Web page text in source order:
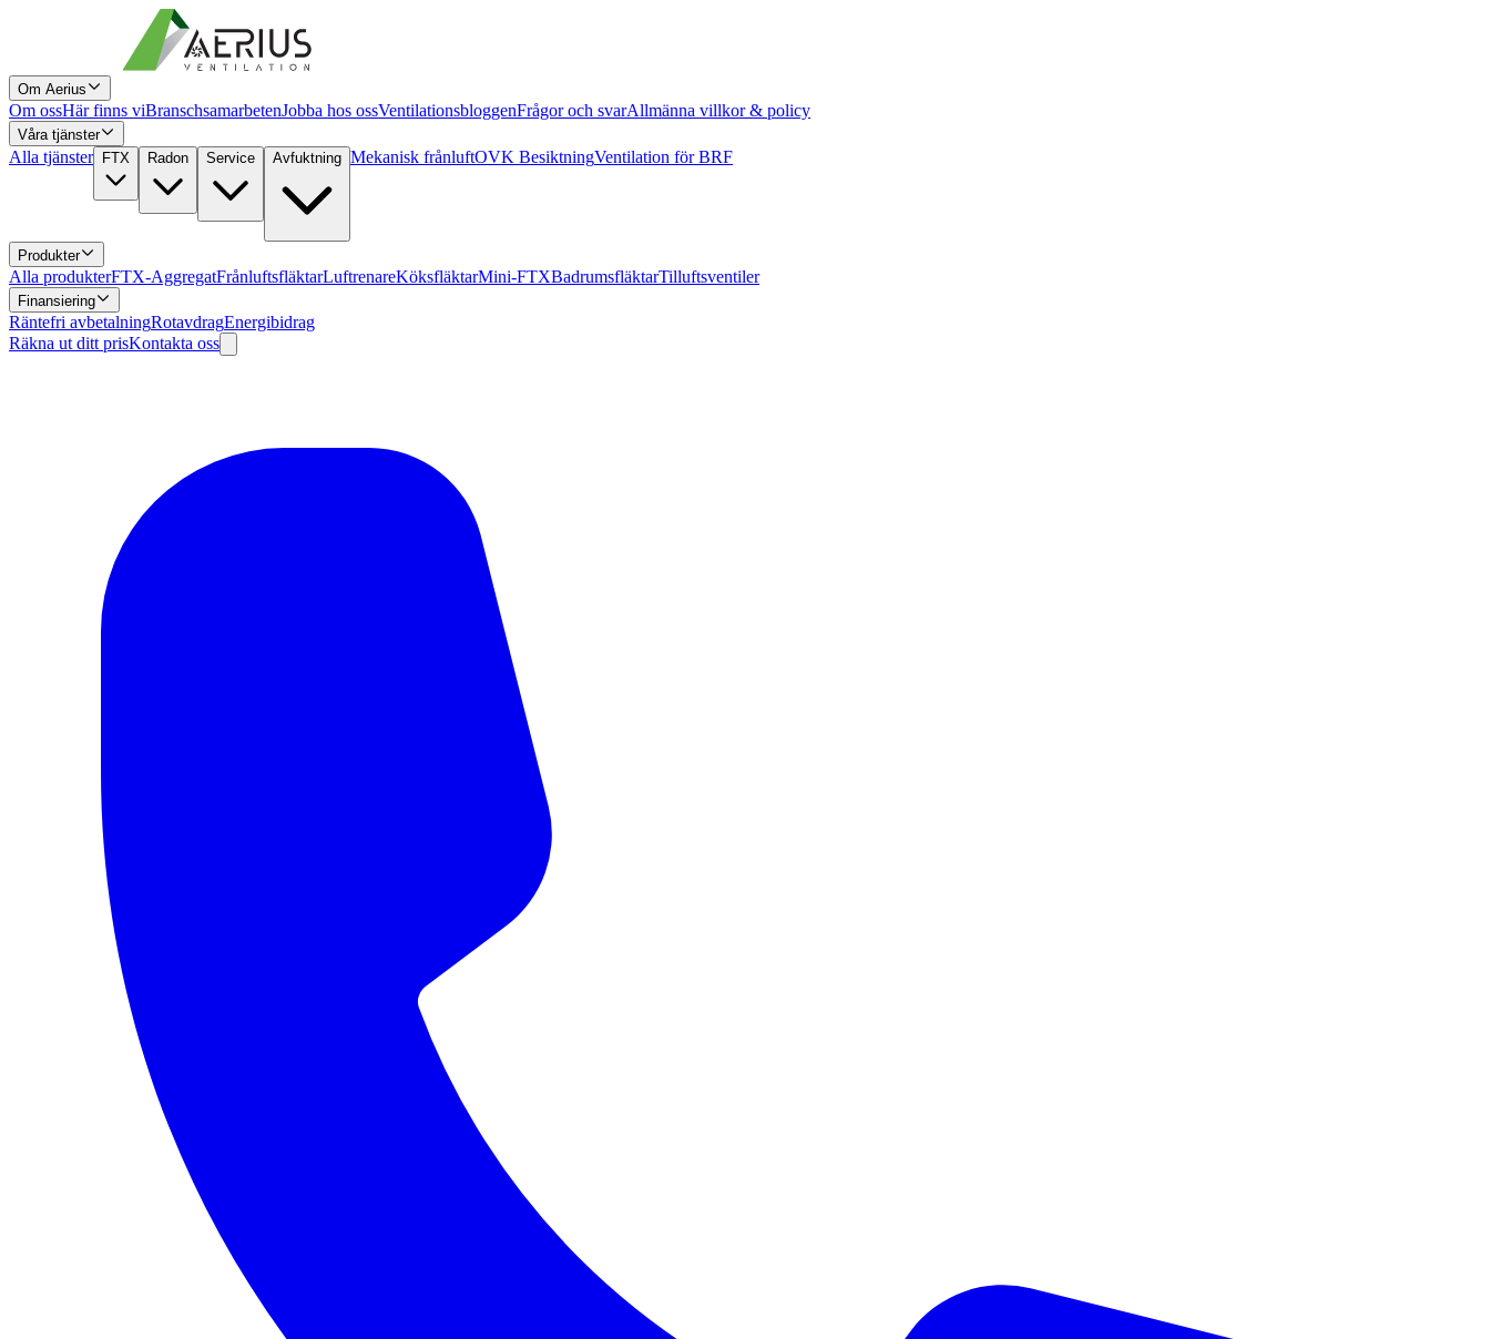
Om Aerius
Om ossHär finns viBranschsamarbetenJobba hos ossVentilationsbloggenFrågor och svarAllmänna villkor & policy
Våra tjänster
Alla tjänster FTX Radon Service Avfuktning Mekanisk frånluftOVK BesiktningVentilation för BRF
Produkter
Alla produkterFTX-AggregatFrånluftsfläktarLuftrenareKöksfläktarMini-FTXBadrumsfläktarTilluftsventiler
Finansiering
Räntefri avbetalningRotavdragEnergibidrag
Räkna ut ditt prisKontakta oss